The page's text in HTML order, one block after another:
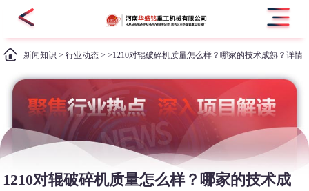
新闻知识 >行业动态 > >1210对辊破碎机质量怎么样？哪家的技术成熟？详情
1210对辊破碎机质量怎么样？哪家的技术成